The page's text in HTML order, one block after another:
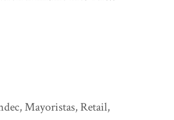
,Mayoristas, Retail,